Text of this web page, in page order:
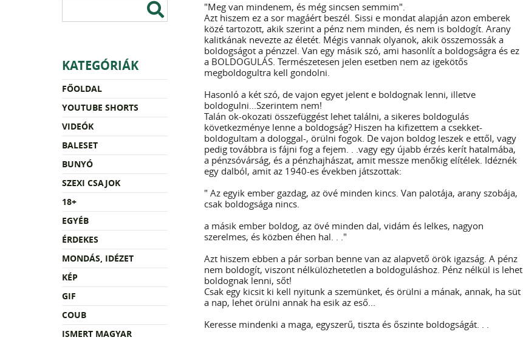
KATEGÓRIÁK
FŐOLDAL
YOUTUBE SHORTS
VIDEÓK
BALESET
BUNYÓ
SZEXI CSAJOK
18+
EGYÉB
ÉRDEKES
MONDÁS, IDÉZET
KÉP
GIF
COUB
ISMERT MAGYAR
"Meg van mindenem, és még sincsen semmim".
Azt hiszem ez a sor magáért beszél. Sissi e mondat alapján azon emberek
közé tartozott, akik szerint a pénz nem minden, és nem is boldogít. Arany
kalitkának nevezte az életét. Mégis vannak olyanok, akik összemossák a
boldogságot a pénzzel. Van egy másik szó, ami hasonlít a boldogságra és ez
a BOLDOGULÁS. Természetesen jelen esetben nem az igekötős
megboldogultra kell gondolni.
Hasonló a két szó, de vajon egyet jelent e boldognak lenni, illetve
boldogulni...Szerintem nem!
Talán ok-okozati összefüggést lehet találni, a sikeres boldogulás
következménye lenne a boldogság? Hiszen ha kifizettem a csekket-
boldogultam a dologgal-, örülni fogok. De vajon boldog leszek e ettől, vagy
pedig továbbra is fájni fog a fejem. . .vagy egy újabb érzés kerít hatalmába,
a pénzsóvárság, és a pénzhajhászat, amit messze menőkig elítélek. Idéznék
egy dalból, amit az 1940-es években játszottak:
" Az egyik ember gazdag, az övé minden kincs. Van palotája, arany szobája,
csak boldogsága nincs.
a másik ember boldog, az övé minden dal, vidám és lelkes, nagyon
szerelmes, és közben éhen hal. . ."
Azt hiszem ebben a pár sorban benne van az alapvető örök igazság. A pénz
nem boldogít, viszont nélkülözhetetlen a boldoguláshoz. Pénz nélkül is lehet
boldognak lenni, sőt!
Csak egy kicsit ki kell nyitunk a szemünket, és örülni a mának, annak, ha süt
a nap, lehet örülni annak ha esik az eső...
Keresse mindenki a maga, egyszerű, tiszta és őszinte boldogságát. . .